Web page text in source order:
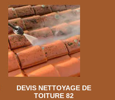
DEVIS NETTOYAGE DE
TOITURE 82